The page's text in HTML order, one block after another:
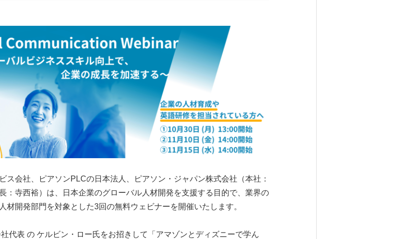
ス会社、ピアソンPLCの日本法人、ピアソン・ジャパン株式会社（本社：
：寺西裕）は、日本企業のグローバル人材開発を支援する目的で、業界の
材開発部門を対象とした3回の無料ウェビナーを開催いたします。
代表 の ケルビン・ロー氏をお招きして「アマゾンとディズニーで学ん